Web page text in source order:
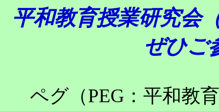
平和教育授業研究会
ぜひご
ペグ（PEG：平和教